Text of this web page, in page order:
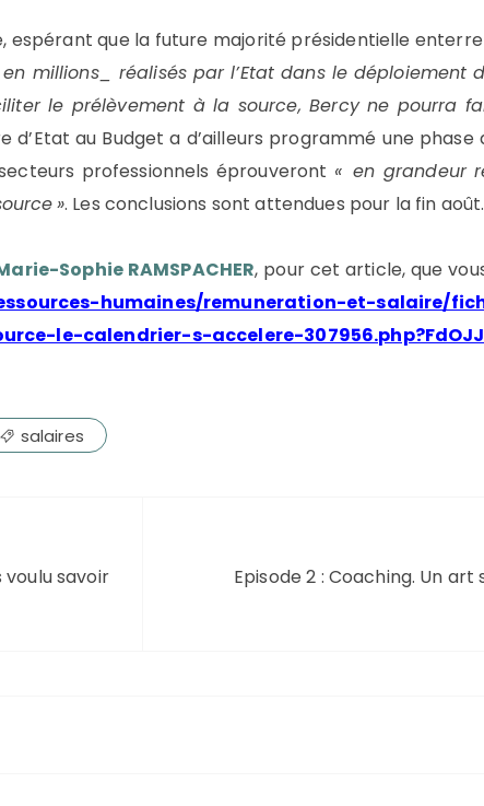
espérant que la future majorité présidentielle
millions_ réalisés par l’Etat dans le déploiement
le prélèvement à la source, Bercy ne pourra
au Budget a d’ailleurs programmé une
professionnels éprouveront « en grandeur
». Les conclusions sont attendues pour la fin août.
Sophie RAMSPACHER, pour cet article, que
humaines/remuneration-et-salaire/
le-calendrier-s-accelere-
salaires
voulu savoir
Episode 2 : Coaching. Un